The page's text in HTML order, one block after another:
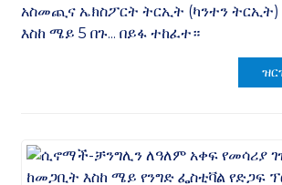
አስመጪና ኤክስፖርት ትርኢት (ካንተን ትርኢት)
እስከ ሜይ 5 በጉ... በይፋ ተከፈተ።